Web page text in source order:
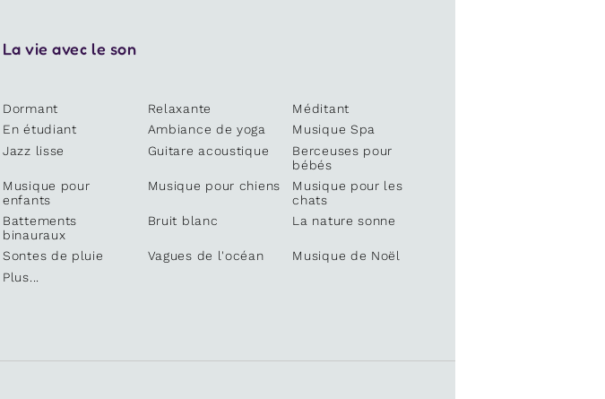
La vie avec le son
Dormant Relaxante
Méditant
En étudiant
Ambiance de yoga
Musique Spa
Jazz lisse
Guitare acoustique
Berceuses pour
bébés
Musique pour
enfants
Musique pour chiens
Musique pour les
chats
Battements
binauraux
Bruit blanc La nature sonne
Sontes de pluie Vagues de l'océan
Musique de Noël
Plus...